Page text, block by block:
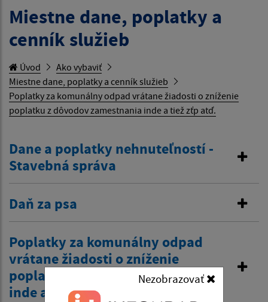
Nezobrazovať
Miestne dane, poplatky a
cenník služieb
Úvod
Ako vybaviť
Miestne dane, poplatky a cenník služieb
Poplatky za komunálny odpad vrátane žiadosti o zníženie
poplatku z dôvodov zamestnania inde a tiež zťp atď.
Dane a poplatky nehnuteľností -
Stavebná správa
Daň za psa
Poplatky za komunálny odpad
vrátane žiadosti o zníženie
poplatku z dôvodov zamestnania
inde a tiež zťp atď.